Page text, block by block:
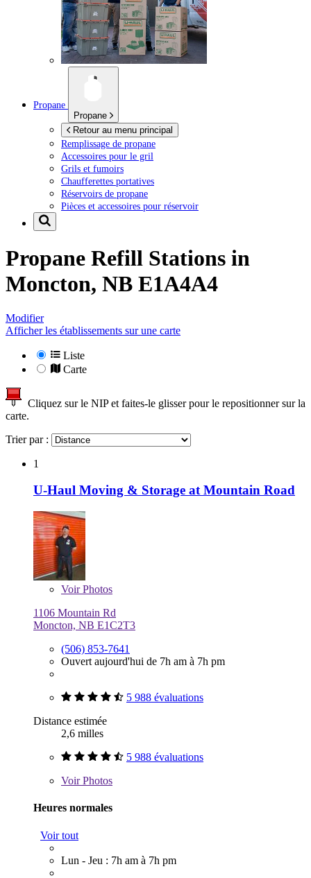
Propane
Propane
Retour au menu principal
Remplissage de propane
Accessoires pour le gril
Grils et fumoirs
Chaufferettes portatives
Réservoirs de propane
Pièces et accessoires pour réservoir
Propane Refill Stations in
Moncton, NB E1A4A4
Modifier
Afficher les établissements sur une carte
Liste
Carte
Cliquez sur le NIP et faites-le glisser pour le repositionner sur la
carte.
Trier par :
1
U-Haul Moving & Storage at Mountain Road
VoirPhotos
1106 Mountain Rd
Moncton, NB E1C2T3
(506) 853-7641
Ouvert aujourd'hui de 7h am à 7h pm
5 988 évaluations
Distance estimée
2,6 milles
5 988 évaluations
VoirPhotos
Heures normales
Voir tout
Lun - Jeu : 7h am à 7h pm